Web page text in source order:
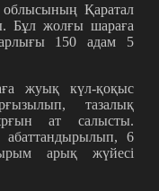
облысының Қаратал
Бұл жолғы шараға
150 адам 5
жуық күл-қоқыс
тазалық
ат салысты.
абаттандырылып, 6
арық жүйесі